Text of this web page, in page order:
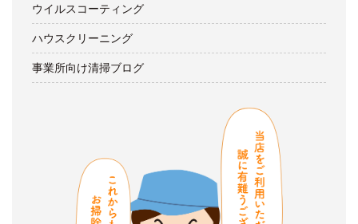
ウイルスコーティング
ハウスクリーニング
事業所向け清掃ブログ